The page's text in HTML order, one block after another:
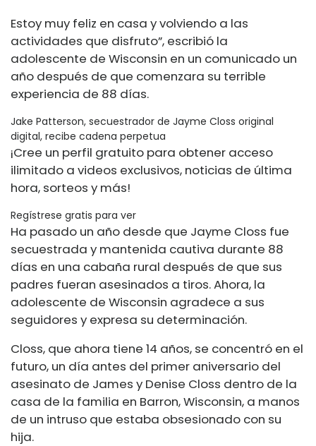
Estoy muy feliz en casa y volviendo a las
actividades que disfruto”, escribió la
adolescente de Wisconsin en un comunicado un
año después de que comenzara su terrible
experiencia de 88 días.
Jake Patterson, secuestrador de Jayme Closs original
digital, recibe cadena perpetua
¡Cree un perfil gratuito para obtener acceso
ilimitado a videos exclusivos, noticias de última
hora, sorteos y más!
Regístrese gratis para ver
Ha pasado un año desde que Jayme Closs fue
secuestrada y mantenida cautiva durante 88
días en una cabaña rural después de que sus
padres fueran asesinados a tiros. Ahora, la
adolescente de Wisconsin agradece a sus
seguidores y expresa su determinación.
Closs, que ahora tiene 14 años, se concentró en el
futuro, un día antes del primer aniversario del
asesinato de James y Denise Closs dentro de la
casa de la familia en Barron, Wisconsin, a manos
de un intruso que estaba obsesionado con su
hija.